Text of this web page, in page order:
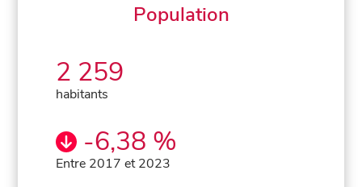
Population
2 259
habitants
-6,38 %
Entre 2017 et 2023